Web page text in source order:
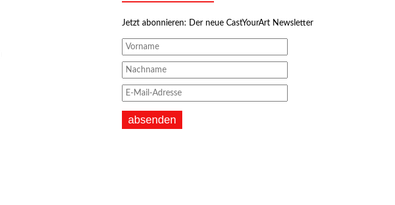
Jetzt abonnieren: Der neue CastYourArt Newsletter